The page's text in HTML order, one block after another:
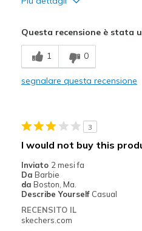
Comfortable
View On Shoes Shoes are
Questa recensione è stata
1 0
segnalare questa recensione
3
I would not buy this
Inviato 2 mesi fa
Da Barbie
da Boston, Ma.
Describe Yourself Casual
RECENSITO IL
skechers.com